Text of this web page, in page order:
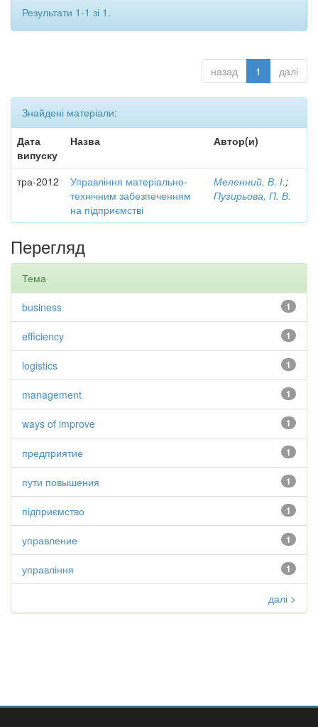
Результати 1-1 зі 1.
назад 1 далі
Знайдені матеріали:
Дата
випуску
Назва Автор(и)
тра-2012
Управління матеріально-
технічним забезпеченням
на підприємстві
Меленний, В. І.;
Пузирьова, П. В.
Перегляд
Тема
1
business
1
efficiency
1
logistics
1
management
1
ways of improve
1
предприятие
1
пути повышения
1
підприємство
1
управление
1
управління
далі >